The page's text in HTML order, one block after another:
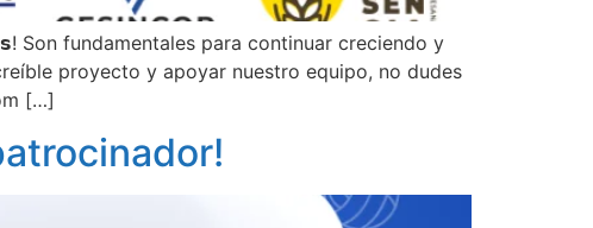
fundamentales para continuar creciendo y
proyecto y apoyar nuestro equipo, no dudes
[…]